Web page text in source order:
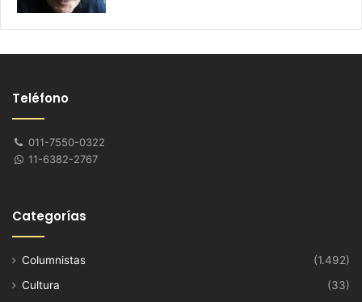
Teléfono
011-7550-0322
11-6382-2767
Categorías
Columnistas
(1.492)
Cultura
(33)